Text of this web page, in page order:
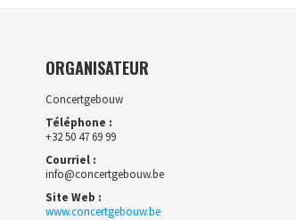
ORGANISATEUR
Concertgebouw
Téléphone :
+32 50 47 69 99
Courriel :
info@concertgebouw.be
Site Web :
www.concertgebouw.be